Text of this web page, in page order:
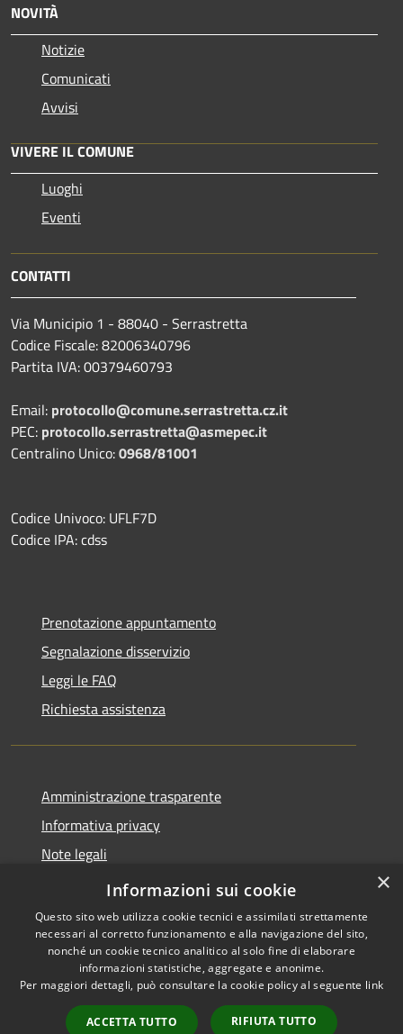
NOVITÀ
Notizie
Comunicati
Avvisi
VIVERE IL COMUNE
Luoghi
Eventi
CONTATTI
Via Municipio 1 - 88040 - Serrastretta
Codice Fiscale: 82006340796
Partita IVA: 00379460793
Email: protocollo@comune.serrastretta.cz.it
PEC: protocollo.serrastretta@asmepec.it
Centralino Unico:0968/81001
Codice Univoco: UFLF7D
Codice IPA: cdss
Prenotazione appuntamento
Segnalazione disservizio
Leggi le FAQ
Richiesta assistenza
Amministrazione trasparente
Informativa privacy
Note legali
Dichiarazione di accessibilità
Accessibilità
Copyright © 2026 • Comune di
Serrastretta • Powered by
Municipium•
Accesso
×
Informazioni sui cookie
Questo sito web utilizza cookie tecnici e assimilati strettamente
necessari al corretto funzionamento e alla navigazione del sito,
nonché un cookie tecnico analitico al solo fine di elaborare
informazioni statistiche, aggregate e anonime.
Per maggiori dettagli, può consultare la cookie policy al seguente link
ACCETTA TUTTO RIFIUTA TUTTO